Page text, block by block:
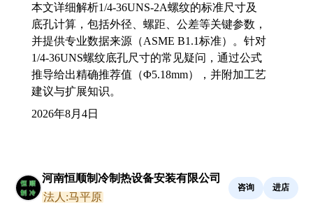
本文详细解析1/4-36UNS-2A螺纹的标准尺寸及
底孔计算，包括外径、螺距、公差等关键参数，
并提供专业数据来源（ASME B1.1标准）。针对
1/4-36UNS螺纹底孔尺寸的常见疑问，通过公式
推导给出精确推荐值（Φ5.18mm），并附加工艺
建议与扩展知识。
2026年8月4日
河南恒顺制冷制热设备安装有限公司
法人:马平原
咨询 进店